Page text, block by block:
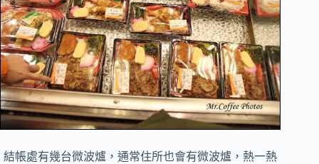
結帳處有幾台微波爐，通常住所也會有微波爐，熱一熱